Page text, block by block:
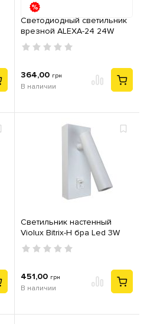
Светодиодный светильник
врезной ALEXA-24 24W
4200К
364,00 грн
В наличии
Светильник настенный
Violux Bitrix-H бра Led 3W
4200K IP20 белый
451,00 грн
В наличии